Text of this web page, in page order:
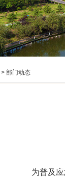
> 部门动态
为普及